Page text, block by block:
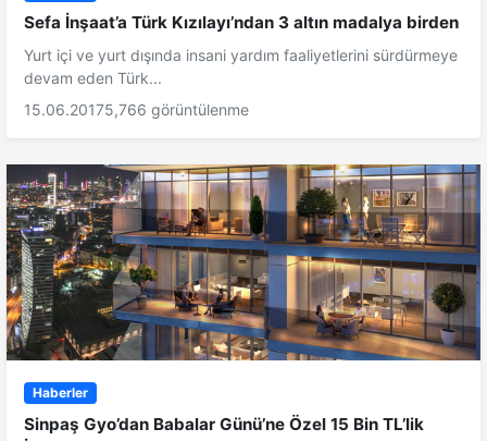
Sefa İnşaat’a Türk Kızılayı’ndan 3 altın madalya birden
Yurt içi ve yurt dışında insani yardım faaliyetlerini sürdürmeye
devam eden Türk...
15.06.20175,766 görüntülenme
Haberler
Sinpaş Gyo’dan Babalar Günü’ne Özel 15 Bin TL’lik